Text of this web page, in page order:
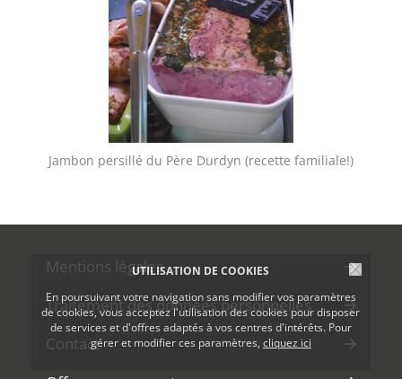
UTILISATION DE COOKIES
En poursuivant votre navigation sans modifier vos paramètres
de cookies, vous acceptez l'utilisation des cookies pour disposer
de services et d'offres adaptés à vos centres d'intérêts. Pour
gérer et modifier ces paramètres, cliquez ici
Jambon persillé du Père Durdyn (recette familiale!)
Mentions légales
Traitement des données personnelles
Contact